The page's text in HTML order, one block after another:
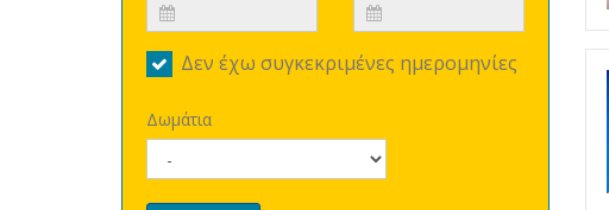
Δεν έχω συγκεκριμένες ημερομηνίες
Δωμάτια